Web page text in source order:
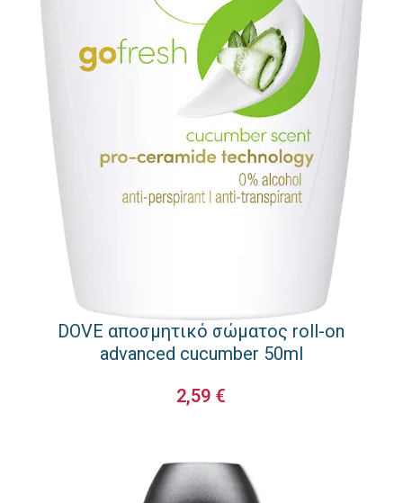
DOVE αποσμητικό σώματος roll-on
advanced cucumber 50ml
2,59 €